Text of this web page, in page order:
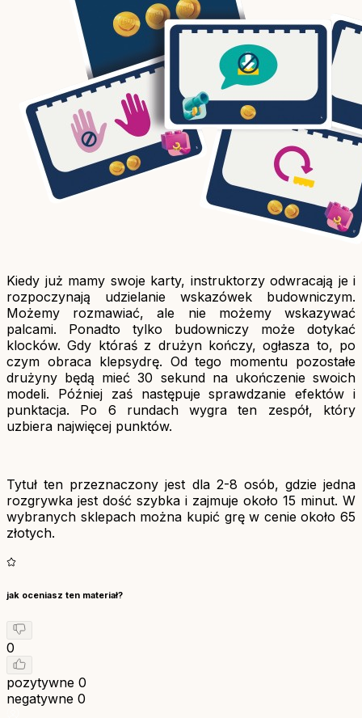
Kiedy już mamy swoje karty, instruktorzy odwracają je i
rozpoczynają udzielanie wskazówek budowniczym.
Możemy rozmawiać, ale nie możemy wskazywać
palcami. Ponadto tylko budowniczy może dotykać
klocków. Gdy któraś z drużyn kończy, ogłasza to, po
czym obraca klepsydrę. Od tego momentu pozostałe
drużyny będą mieć 30 sekund na ukończenie swoich
modeli. Później zaś następuje sprawdzanie efektów i
punktacja. Po 6 rundach wygra ten zespół, który
uzbiera najwięcej punktów.
Tytuł ten przeznaczony jest dla 2-8 osób, gdzie jedna
rozgrywka jest dość szybka i zajmuje około 15 minut. W
wybranych sklepach można kupić grę w cenie około 65
złotych.
jak oceniasz ten materiał?
0
pozytywne 0
negatywne 0